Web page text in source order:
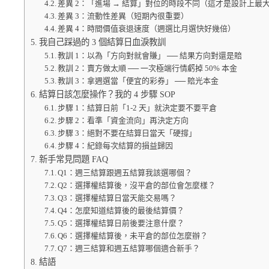
差異 2：「進場 → 結算」對位的時段不同（這才是設計上最大
差異 3：流動性差異（短期內很重要）
差異 4：時間價值衰退速度（週選比月選快好幾倍）
我自己踩過的 3 個結算日血淚教訓
教訓 1：以為「方向對就會賺」 ── 結果方向對還是賠
教訓 2：賣方做太順 ── 一次極端行情虧掉 50% 本金
教訓 3：拿週選當「便宜的彩券」 ── 賠光本金
結算日該怎麼操作？我的 4 步驟 SOP
步驟 1：結算日前「1-2 天」就決定要不要平倉
步驟 2：看準「資金流向」再決定方向
步驟 3：絕對不要在結算日當天「硬撐」
步驟 4：紀錄每次結算的損益歸因
新手常見問題 FAQ
Q1：週三結算跟週五結算我該選哪個？
Q2：選擇權結算後，沒平倉的部位會怎麼樣？
Q3：選擇權結算日當天能交易嗎？
Q4：怎麼知道結算後的最後結算價？
Q5：選擇權結算日前後要注意什麼？
Q6：選擇權結算後，未平倉的部位怎麼辦？
Q7：週三結算和週五結算哪個適合新手？
結語